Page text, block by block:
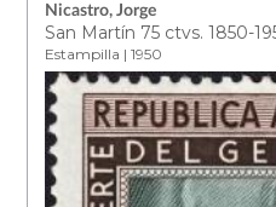
Nicastro, Jorge
San Martín 75 ctvs. 1850-
Estampilla | 1950